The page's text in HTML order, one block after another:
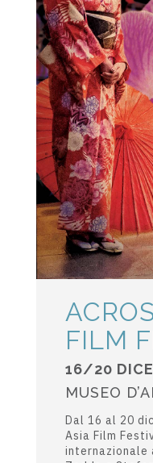
FILM
16/20
MUSEO
Dal 16 al 20
Asia Film
internazionale